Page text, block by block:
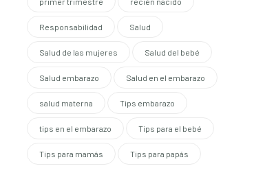
Responsabilidad Salud
Salud de las mujeres Salud del bebé
Salud embarazo Salud en el embarazo
salud materna Tips embarazo
tips en el embarazo Tips para el bebé
Tips para mamás Tips para papás